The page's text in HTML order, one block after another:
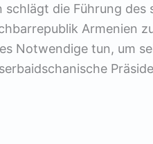
die Führung des
Armenien
Notwendige tun, um